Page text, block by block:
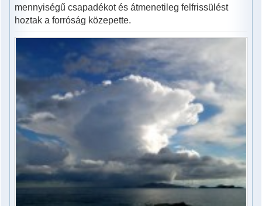
mennyiségű csapadékot és átmenetileg felfrissülést
hoztak a forróság közepette.